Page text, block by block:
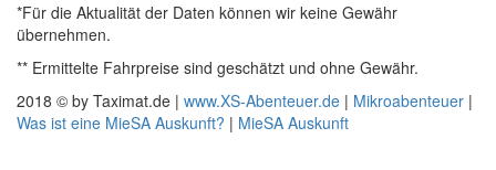
*Für die Aktualität der Daten können wir keine Gewähr
übernehmen.
** Ermittelte Fahrpreise sind geschätzt und ohne Gewähr.
2018 © by Taximat.de | www.XS-Abenteuer.de | Mikroabenteuer |
Was ist eine MieSA Auskunft? | MieSA Auskunft